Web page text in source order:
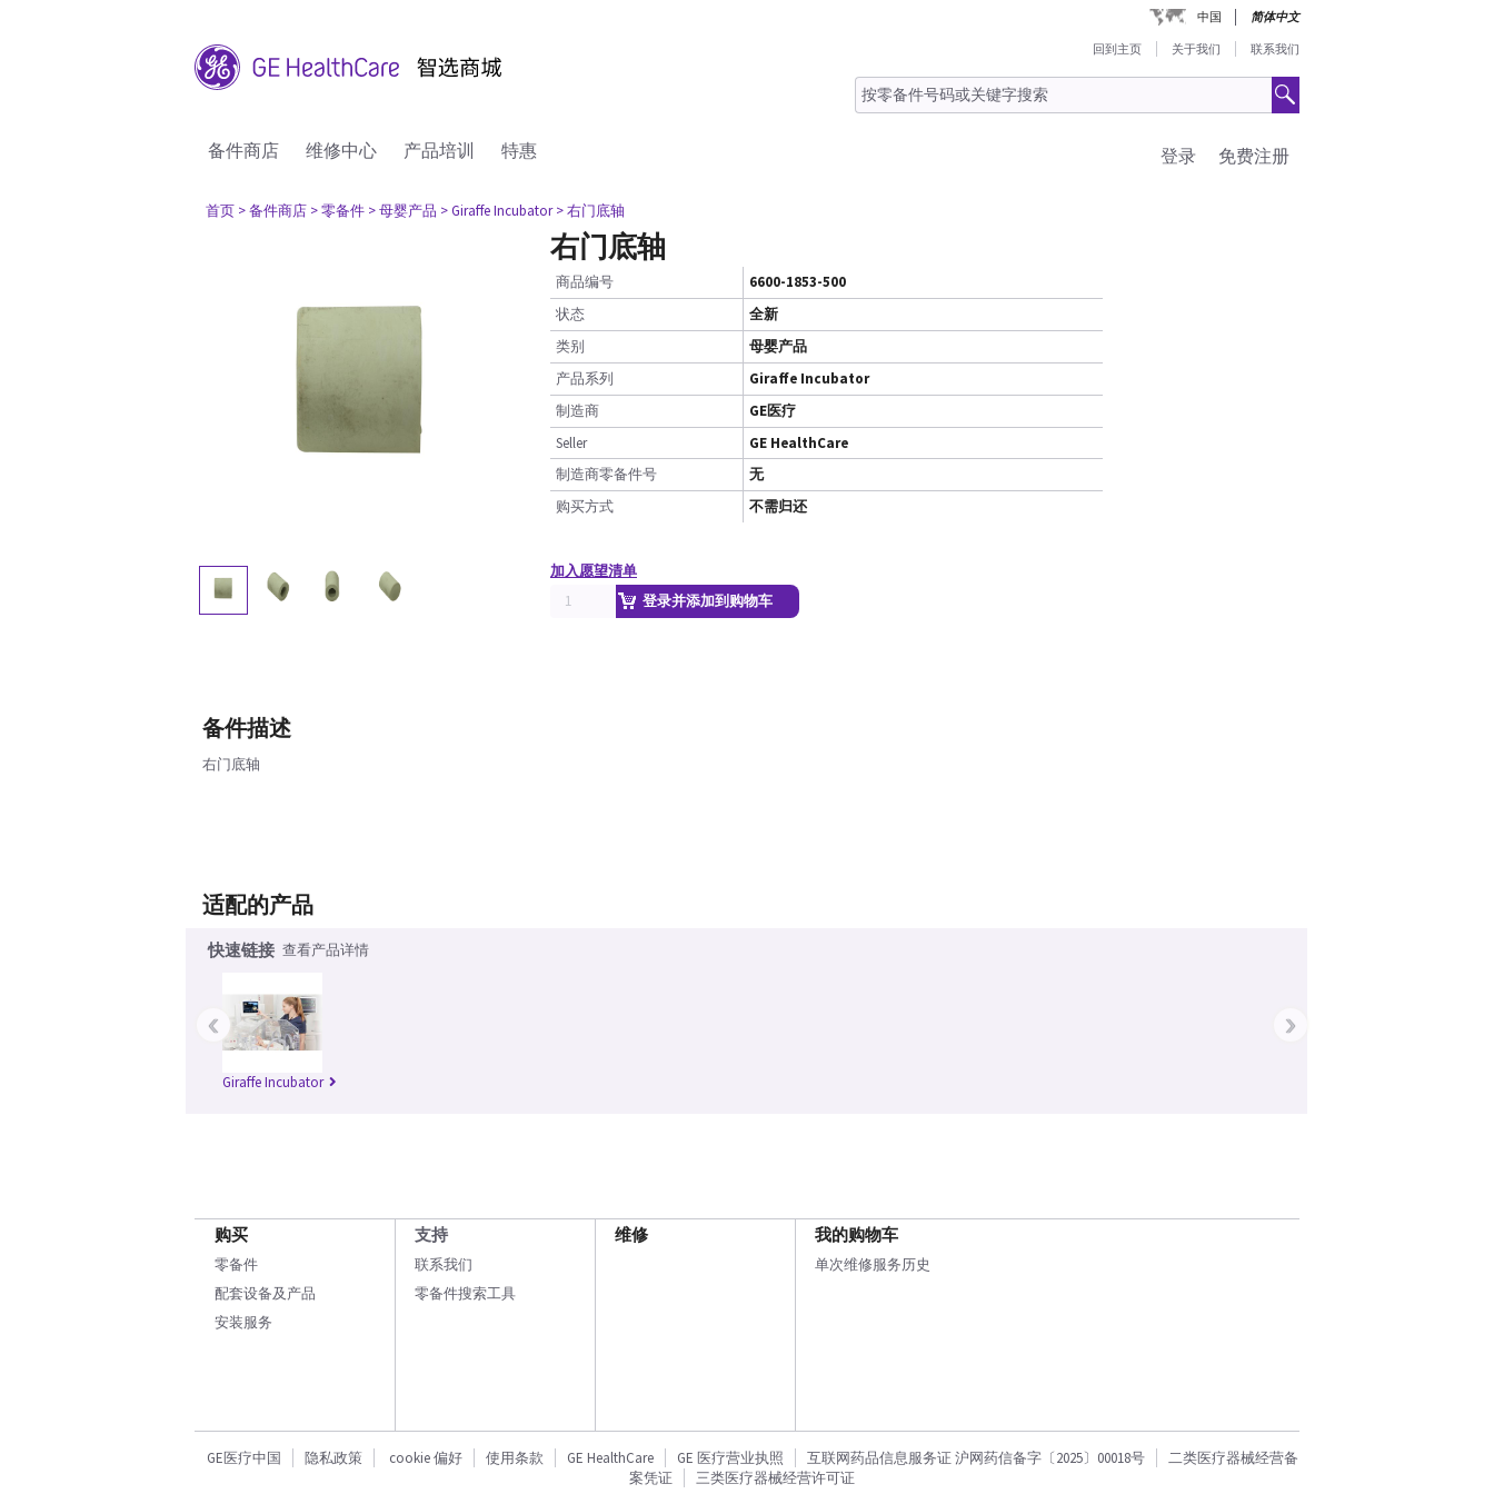
中国 简体中文
回到主页 关于我们 联系我们
备件商店 维修中心 产品培训 特惠 免费注册
登录
首页 > 备件商店 > 零备件 > 母婴产品 > Giraffe Incubator > 右门底轴
右门底轴
商品编号
6600-1853-500
状态
全新
类别
母婴产品
产品系列
Giraffe Incubator
制造商
GE医疗
Seller
GE HealthCare
制造商零备件号
无
购买方式
不需归还
加入愿望清单
登录并添加到购物车
备件描述
右门底轴
适配的产品
快速链接 查看产品详情
Giraffe Incubator
‹ ›
购买
零备件
配套设备及产品
安装服务
支持
联系我们
零备件搜索工具
维修 我的购物车
单次维修服务历史
GE医疗中国 隐私政策 cookie 偏好 使用条款 GE HealthCare GE 医疗营业执照 互联网药品信息服务证 沪网药信备字〔2025〕00018号
二类医疗器械经营备
案凭证
三类医疗器械经营许可证